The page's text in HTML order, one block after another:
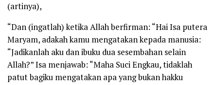
(artinya),
“Dan (ingatlah) ketika Allah berfirman: “Hai Isa putera
Maryam, adakah kamu mengatakan kepada manusia:
“Jadikanlah aku dan ibuku dua sesembahan selain
Allah?” Isa menjawab: “Maha Suci Engkau, tidaklah
patut bagiku mengatakan apa yang bukan hakku